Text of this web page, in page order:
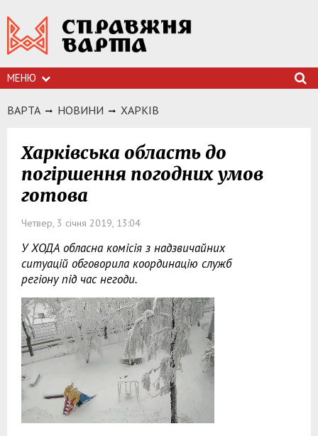
МЕНЮ
ВАРТА НОВИНИ ХАРКIВ
Харківська область до
погіршення погодних умов
готова
Четвер, 3 січня 2019, 13:04
У ХОДА обласна комісія з надзвичайних
ситуацій обговорила координацію служб
регіону під час негоди.